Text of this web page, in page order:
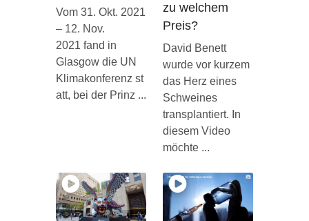
Vom 31. Okt. 2021
– 12. Nov.
2021 fand in
Glasgow die UN
Klimakonferenz st
att, bei der Prinz ...
zu welchem
Preis?
David Benett
wurde vor kurzem
das Herz eines
Schweines
transplantiert. In
diesem Video
möchte ...